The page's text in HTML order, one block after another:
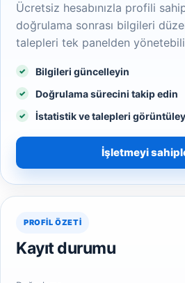
Ücretsiz hesabınızla profili
doğrulama sonrası bilgileri
talepleri tek panelden
Bilgileri güncelleyin
Doğrulama sürecini takip edin
İstatistik ve talepleri
İşletmeyi
PROFIL ÖZETI
Kayıt durumu